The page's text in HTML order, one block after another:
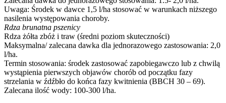
Uwaga: Środek w dawce 1,5 l/ha stosować w warunkach niższego
nasilenia występowania choroby.
Rdza brunatna pszenicy
Rdza żółta zbóż i traw (średni poziom skuteczności)
Maksymalna/ zalecana dawka dla jednorazowego zastosowania: 2,0
l/ha.
Termin stosowania: środek zastosować zapobiegawczo lub z chwilą
wystąpienia pierwszych objawów chorób od początku fazy
strzelania w źdźbło do końca fazy kwitnienia (BBCH 30 – 69).
Zalecana ilość wody: 100-300 l/ha.